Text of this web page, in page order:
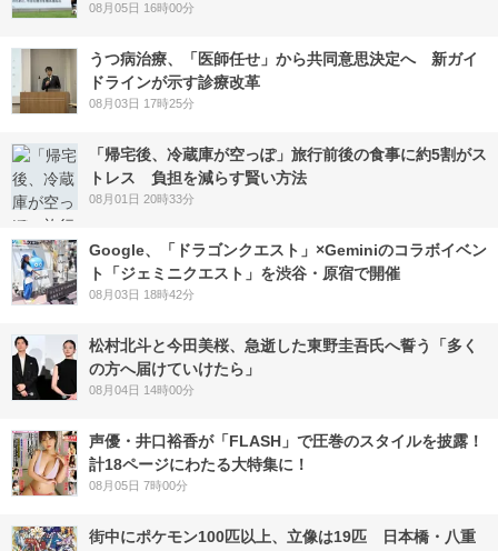
08月05日 16時00分
うつ病治療、「医師任せ」から共同意思決定へ 新ガイ
ドラインが示す診療改革
08月03日 17時25分
「帰宅後、冷蔵庫が空っぽ」旅行前後の食事に約5割がス
トレス 負担を減らす賢い方法
08月01日 20時33分
Google、「ドラゴンクエスト」×Geminiのコラボイベン
ト「ジェミニクエスト」を渋谷・原宿で開催
08月03日 18時42分
松村北斗と今田美桜、急逝した東野圭吾氏へ誓う「多く
の方へ届けていけたら」
08月04日 14時00分
声優・井口裕香が「FLASH」で圧巻のスタイルを披露！
計18ページにわたる大特集に！
08月05日 7時00分
街中にポケモン100匹以上、立像は19匹 日本橋・八重